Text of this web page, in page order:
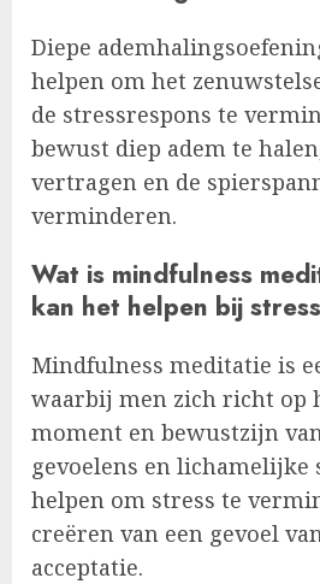
Diepe
helpen om het
de stressrespons te
bewust diep adem te
vertragen en de
verminderen.
Wat is mindfulness
kan het helpen bij
Mindfulness meditatie is
waarbij men zich richt op
moment en bewustzijn
gevoelens en lichamelijke
helpen om stress te
creëren van een gevoel
acceptatie.